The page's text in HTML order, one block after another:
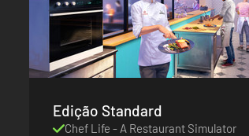
Edição Standard
Chef Life - A Restaurant Simulator